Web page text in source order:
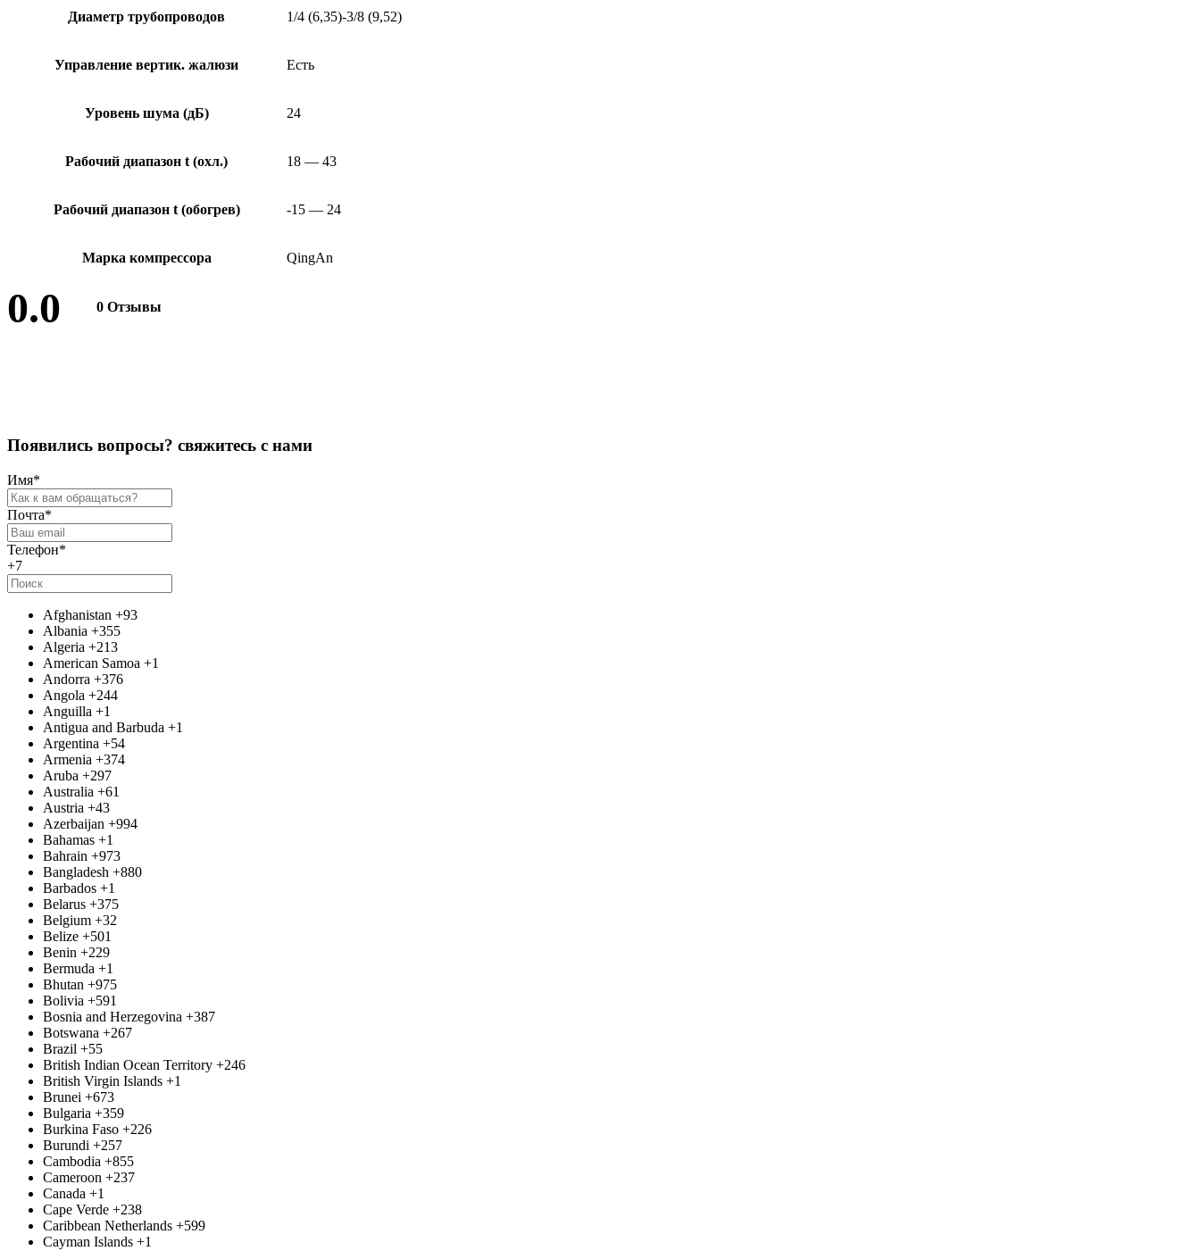
Диаметр трубопроводов 1/4 (6,35)-3/8 (9,52)
Управление вертик. жалюзи Есть
Уровень шума (дБ) 24
Рабочий диапазон t (охл.) 18 — 43
Рабочий диапазон t (обогрев) -15 — 24
Марка компрессора QingAn
0.0 0 Отзывы
Появились вопросы? свяжитесь с нами
Имя*
Почта*
Телефон*
+7
Afghanistan +93
Albania +355
Algeria +213
American Samoa +1
Andorra +376
Angola +244
Anguilla +1
Antigua and Barbuda +1
Argentina +54
Armenia +374
Aruba +297
Australia +61
Austria +43
Azerbaijan +994
Bahamas +1
Bahrain +973
Bangladesh +880
Barbados +1
Belarus +375
Belgium +32
Belize +501
Benin +229
Bermuda +1
Bhutan +975
Bolivia +591
Bosnia and Herzegovina +387
Botswana +267
Brazil +55
British Indian Ocean Territory +246
British Virgin Islands +1
Brunei +673
Bulgaria +359
Burkina Faso +226
Burundi +257
Cambodia +855
Cameroon +237
Canada +1
Cape Verde +238
Caribbean Netherlands +599
Cayman Islands +1